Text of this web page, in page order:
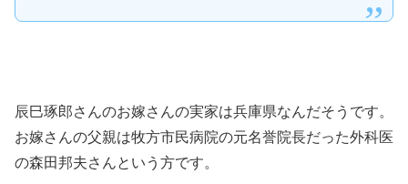
辰巳琢郎さんのお嫁さんの実家は兵庫県なんだそうです。
お嫁さんの父親は牧方市民病院の元名誉院長だった外科医
の森田邦夫さんという方です。